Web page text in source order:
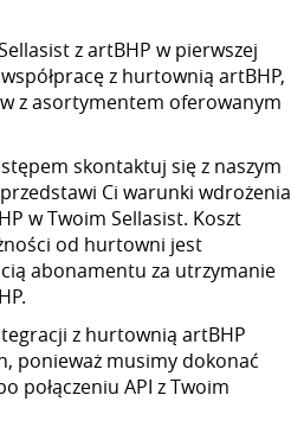
z artBHP w pierwszej
z hurtownią artBHP,
z asortymentem oferowanym
skontaktuj się z naszym
Ci warunki wdrożenia
w Twoim Sellasist. Koszt
od hurtowni jest
abonamentu za utrzymanie
z hurtownią artBHP
ponieważ musimy dokonać
połączeniu API z Twoim